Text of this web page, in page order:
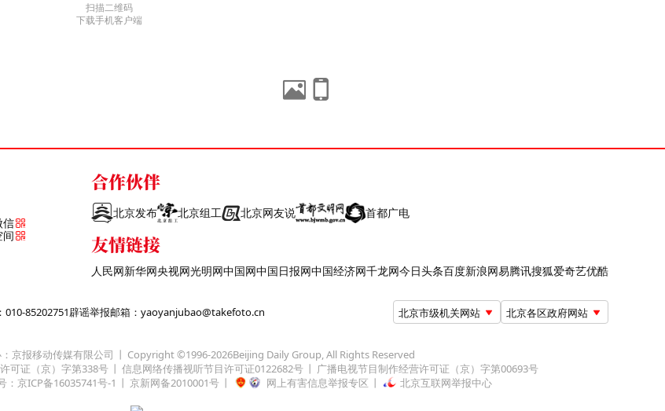
扫描二维码
下载手机客户端
信
间
合作伙伴
北京发布 北京组工 北京网友说 首都广电
友情链接
人民网新华网央视网光明网中国网中国日报网中国经济网千龙网今日头条百度新浪网易腾讯搜狐爱奇艺优酷
85202751辟谣举报邮箱：yaoyanjubao@takefoto.cn 北京市级机关网站 北京各区政府网站
京报移动传媒有限公司 Copyright ©1996-2026Beijing Daily Group, All Rights Reserved
可证（京）字第338号 信息网络传播视听节目许可证0122682号
广播电视节目制作经营许可证（京）字第00693号
：京ICP备16035741号-1 京新网备2010001号 网上有害信息举报专区 北京互联网举报中心